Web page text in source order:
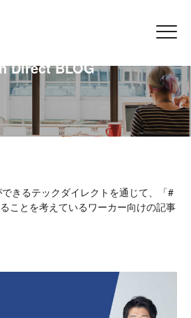
Direct BLOG
きるテックダイレクトを通じて、「#
ことを考えているワーカー向けの記事